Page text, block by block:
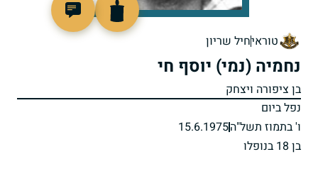
טוראיחיל שריון
נחמיה (נמי) יוסף חי
בן ציפורה ויצחק
נפל ביום
ו' בתמוז תשל"ה15.6.1975
בן 18 בנופלו